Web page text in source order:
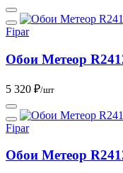
Fipar
Обои Метеор
5 320 ₽/шт
Fipar
Обои Метеор